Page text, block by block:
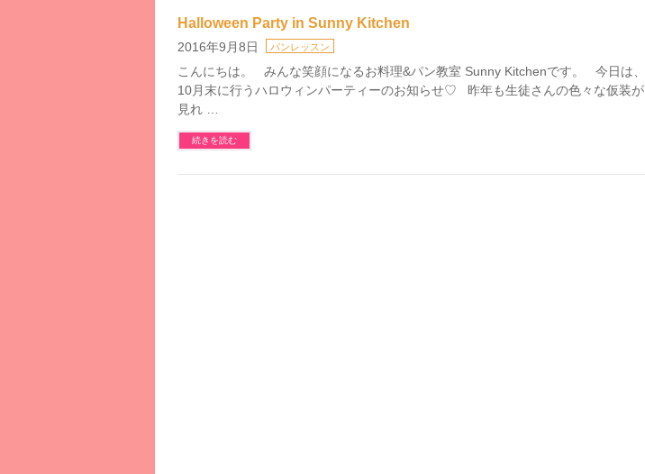
Halloween Party in Sunny Kitchen
2016年9月8日 パンレッスン
こんにちは。 みんな笑顔になるお料理&パン教室 Sunny Kitchenです。 今日は、
10月末に行うハロウィンパーティーのお知らせ♡ 昨年も生徒さんの色々な仮装が
見れ …
続きを読む